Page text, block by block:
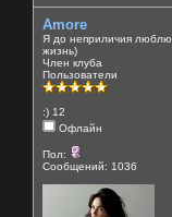
Amore
Я до неприличия люблю
жизнь)
Член клуба
Пользователи
:) 12
Офлайн
Пол:
Сообщений: 1036